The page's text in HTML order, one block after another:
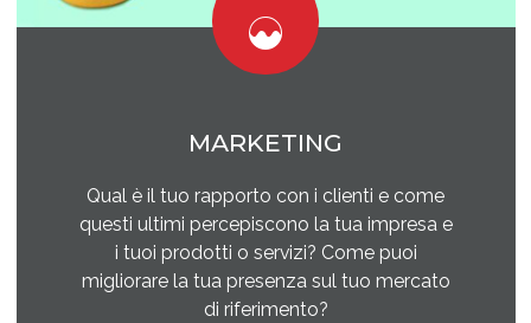
MARKETING
Qual è il tuo rapporto con i clienti e come
questi ultimi percepiscono la tua impresa e
i tuoi prodotti o servizi? Come puoi
migliorare la tua presenza sul tuo mercato
di riferimento?